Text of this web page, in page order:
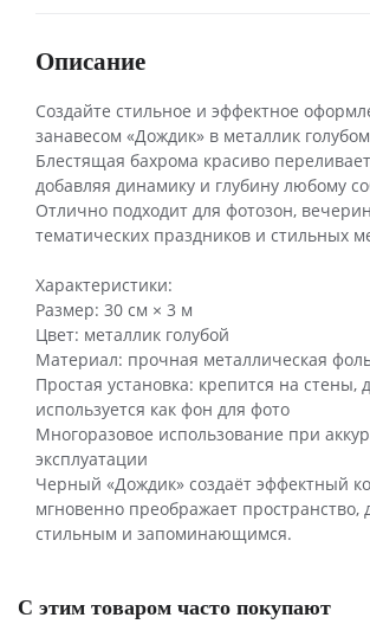
Описание
Создайте стильное и эффектное
занавесом «Дождик» в металлик
Блестящая бахрома красиво
добавляя динамику и глубину любому
Отлично подходит для фотозон,
тематических праздников и стильных
Характеристики:
Размер: 30 см × 3 м
Цвет: металлик голубой
Материал: прочная металлическая
Простая установка: крепится на стены,
используется как фон для фото
Многоразовое использование при
эксплуатации
Черный «Дождик» создаёт эффектный
мгновенно преображает пространство,
стильным и запоминающимся.
С этим товаром часто покупают